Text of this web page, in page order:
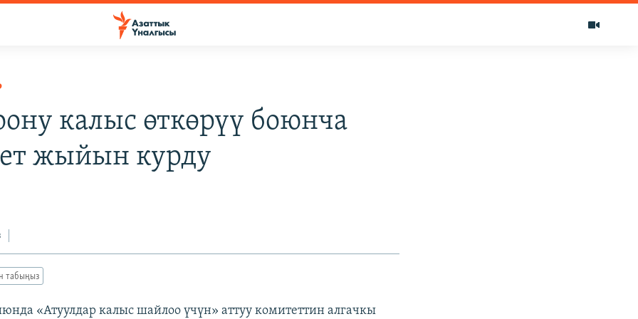
калыс өткөрүү боюнча
жыйын курду
табыңыз
«Атуулдар калыс шайлоо үчүн» аттуу комитеттин алгачкы